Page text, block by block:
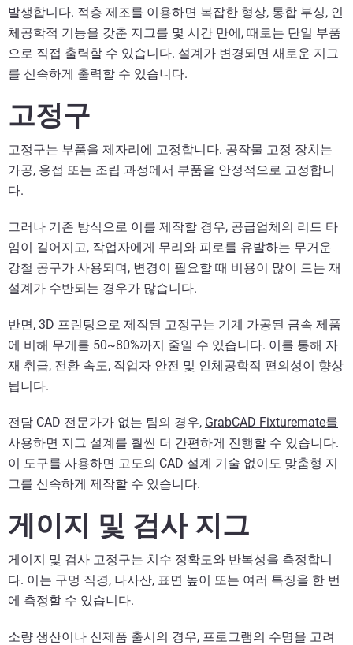
발생합니다. 적층 제조를 이용하면 복잡한 형상, 통합 부싱, 인
체공학적 기능을 갖춘 지그를 몇 시간 만에, 때로는 단일 부품
으로 직접 출력할 수 있습니다. 설계가 변경되면 새로운 지그
를 신속하게 출력할 수 있습니다.
고정구
고정구는 부품을 제자리에 고정합니다. 공작물 고정 장치는
가공, 용접 또는 조립 과정에서 부품을 안정적으로 고정합니
다.
그러나 기존 방식으로 이를 제작할 경우, 공급업체의 리드 타
임이 길어지고, 작업자에게 무리와 피로를 유발하는 무거운
강철 공구가 사용되며, 변경이 필요할 때 비용이 많이 드는 재
설계가 수반되는 경우가 많습니다.
반면, 3D 프린팅으로 제작된 고정구는 기계 가공된 금속 제품
에 비해 무게를 50~80%까지 줄일 수 있습니다. 이를 통해 자
재 취급, 전환 속도, 작업자 안전 및 인체공학적 편의성이 향상
됩니다.
전담 CAD 전문가가 없는 팀의 경우, GrabCAD Fixturemate를
사용하면 지그 설계를 훨씬 더 간편하게 진행할 수 있습니다.
이 도구를 사용하면 고도의 CAD 설계 기술 없이도 맞춤형 지
그를 신속하게 제작할 수 있습니다.
게이지 및 검사 지그
게이지 및 검사 고정구는 치수 정확도와 반복성을 측정합니
다. 이는 구멍 직경, 나사산, 표면 높이 또는 여러 특징을 한 번
에 측정할 수 있습니다.
소량 생산이나 신제품 출시의 경우, 프로그램의 수명을 고려